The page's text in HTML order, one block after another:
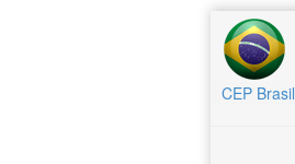
CEP Brasil